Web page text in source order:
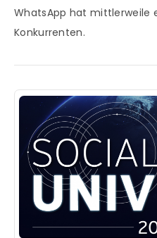
WhatsApp hat mittlerweile
Konkurrenten.